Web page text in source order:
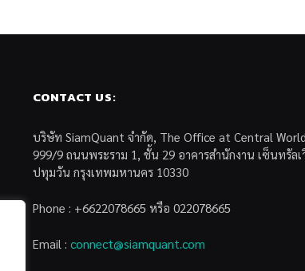
CONTACT US:
บริษัท SiamQuant จำกัด, The Office at Central World
999/9 ถนนพระราม 1, ชั้น 29 อาคารสำนักงาน เซ็นทรัลเ
ปทุมวัน กรุงเทพมหานคร 10330
Phone : +6622078665 หรือ 022078665
Email : connect@siamquant.com